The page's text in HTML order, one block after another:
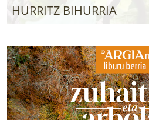
HURRITZ BIHURRIA